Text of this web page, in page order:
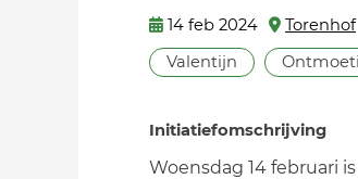
14 feb 2024 Torenhof
Valentijn
Initiatiefomschrijving
Woensdag 14 februari